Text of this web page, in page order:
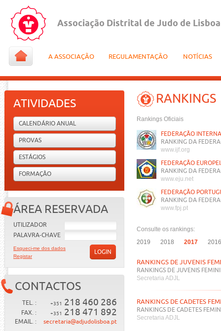
Associação Distrital de Judo de Lisboa
A ASSOCIAÇÃO REGULAMENTAÇÃO NOTÍCIAS
ATIVIDADES
CALENDÁRIO ANUAL
PROVAS
ESTÁGIOS
FORMAÇÃO
ÁREA RESERVADA
UTILIZADOR
PALAVRA-CHAVE
LOGIN
Esqueci-me dos dados
Registar
CONTACTOS
TEL. : +351 218 460 286
FAX. : +351 218 471 892
EMAIL. : secretaria@adjudolisboa.pt
RANKINGS
Rankings Oficiais
FEDERAÇÃO
RANKING DA
www.ijf.org
FEDERAÇÃO
RANKING DA
www.eju.net
FEDERAÇÃO
RANKING DA
www.fpj.pt
Consulte os rankings:
2019
2018 2017 2016
RANKINGS DE JUVENIS
RANKINGS DE JUVENIS
Secretaria ADJL
RANKINGS DE CADETES
RANKINGS DE CADETES
Secretaria ADJL